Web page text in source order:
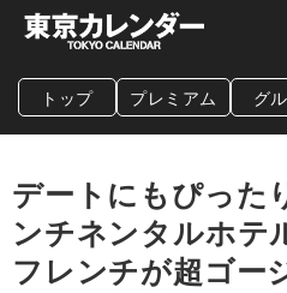
グルメ
トップ プレミアム グ
デートにもぴった
ンチネンタルホテ
フレンチが超ゴー